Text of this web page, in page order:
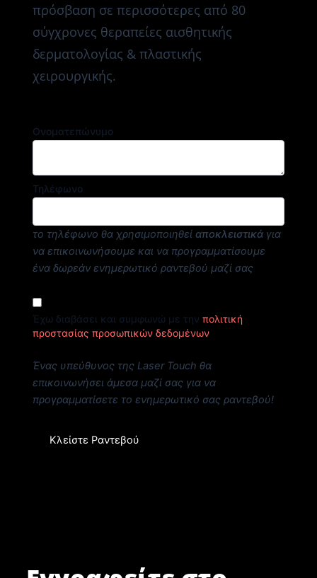
πρόσβαση σε περισσότερες από 80
σύγχρονες θεραπείες αισθητικής
δερματολογίας & πλαστικής
χειρουργικής.
Ονοματεπώνυμο
Τηλέφωνο
το τηλέφωνο θα χρησιμοποιηθεί αποκλειστικά για
να επικοινωνήσουμε και να προγραμματίσουμε
ένα δωρεάν ενημερωτικό ραντεβού μαζί σας
Έχω διαβάσει και συμφωνώ με την πολιτική
προστασίας προσωπικών δεδομένων
Ένας υπεύθυνος της Laser Touch θα
επικοινωνήσει άμεσα μαζί σας για να
προγραμματίσετε το ενημερωτικό σας ραντεβού!
Κλείστε Ραντεβού